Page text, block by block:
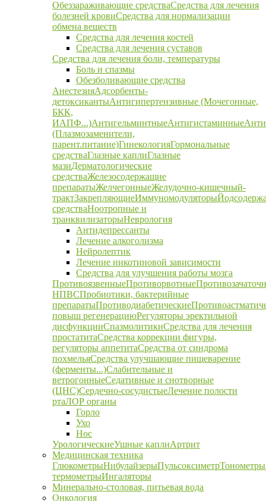
Обеззараживающие средстваСредства для лечения
болезней кровиСредства для нормализации
обмена веществ
Средства для лечения костей
Средства для лечения суставов
Средства для лечения боли, температуры
Боль и спазмы
Обезболивающие средства
АнестезияАдсорбенты-
детоксикантыАнтигипертензивные (Мочегонные,
БКК,
ИАПФ...)АнтигельминтныеАнтигистаминные
(Плазмозаменители,
парент.питание)ГинекологияГормональные
средстваГлазные каплиГлазные
мазиДерматологические
средстваЖелезосодержащие
препаратыЖелчегонныеЖелудочно-кишечный-
трактЗакрепляющиеИммуномодуляторы
средстваНоотропные и
транквилизаторыНеврология
Антидепрессанты
Лечение алкоголизма
Нейролептик
Лечение никотиновой зависимости
Средства для улучшения работы мозга
ПротивоязвенныеПротиворвотные
НПВСПробиотики, бактерийные
препаратыПротиводиабетические
повыш регенерациюРегуляторы эректильной
дисфункцииСпазмолитикиСредства для лечения
простатитаСредства коррекции фигуры,
регуляторы аппетитаСредства от синдрома
похмельяСредства улучшающие пищеварение
(ферменты...)Слабительные и
ветрогонныеСедативные и снотворные
(ЦНС)Сердечно-сосудистыеЛечение полости
ртаЛОР органы
Горло
Ухо
Нос
УрологическиеУшные каплиАртрит
Медицинская техника
ГлюкометрыНибулайзерыПульсоксиметрТонометры
термометрыИнгаляторы
Минерально-столовая, питьевая вода
Онкология